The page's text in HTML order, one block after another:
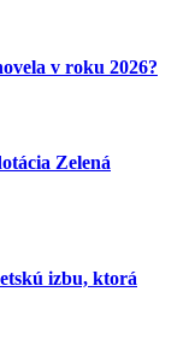
v roku 2026?
Zelená
izbu, ktorá